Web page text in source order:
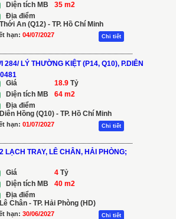
Diện tích MB
35 m2
Địa điểm
An (Q12) - TP. Hồ Chí Minh
hạn: 04/07/2027 Chi tiết
284/ LÝ THƯỜNG KIỆT (P14, Q10), P.DIÊN
Giá 18.9 Tỷ
Diện tích MB
64 m2
Địa điểm
Hồng (Q10) - TP. Hồ Chí Minh
hạn: 01/07/2027 Chi tiết
LẠCH TRAY, LÊ CHÂN, HẢI PHÒNG;
Giá 4 Tỷ
Diện tích MB
40 m2
Địa điểm
Chân - TP. Hải Phòng (HD)
hạn: 30/06/2027 Chi tiết